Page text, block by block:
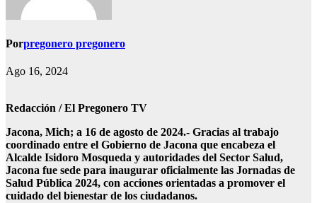
Porpregonero pregonero
Ago 16, 2024
Redacción / El Pregonero TV
Jacona, Mich; a 16 de agosto de 2024.- Gracias al trabajo
coordinado entre el Gobierno de Jacona que encabeza el
Alcalde Isidoro Mosqueda y autoridades del Sector Salud,
Jacona fue sede para inaugurar oficialmente las Jornadas de
Salud Pública 2024, con acciones orientadas a promover el
cuidado del bienestar de los ciudadanos.